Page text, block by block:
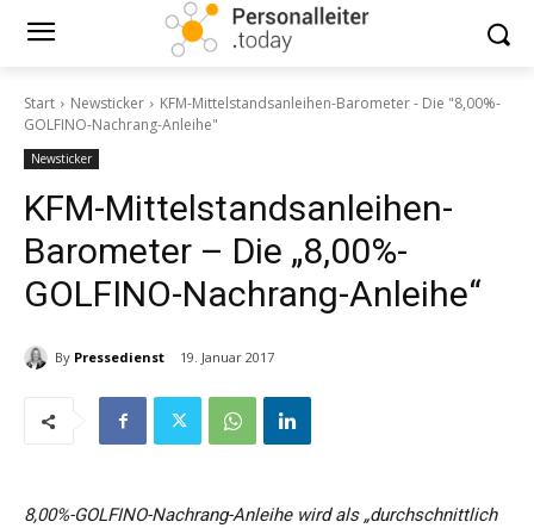
Start Newsticker
KFM-Mittelstandsanleihen-Barometer - Die "8,00%-
GOLFINO-Nachrang-Anleihe"
Newsticker
KFM-Mittelstandsanleihen-
Barometer – Die „8,00%-
GOLFINO-Nachrang-Anleihe“
By Pressedienst 19. Januar 2017
8,00%-GOLFINO-Nachrang-Anleihe wird als „durchschnittlich